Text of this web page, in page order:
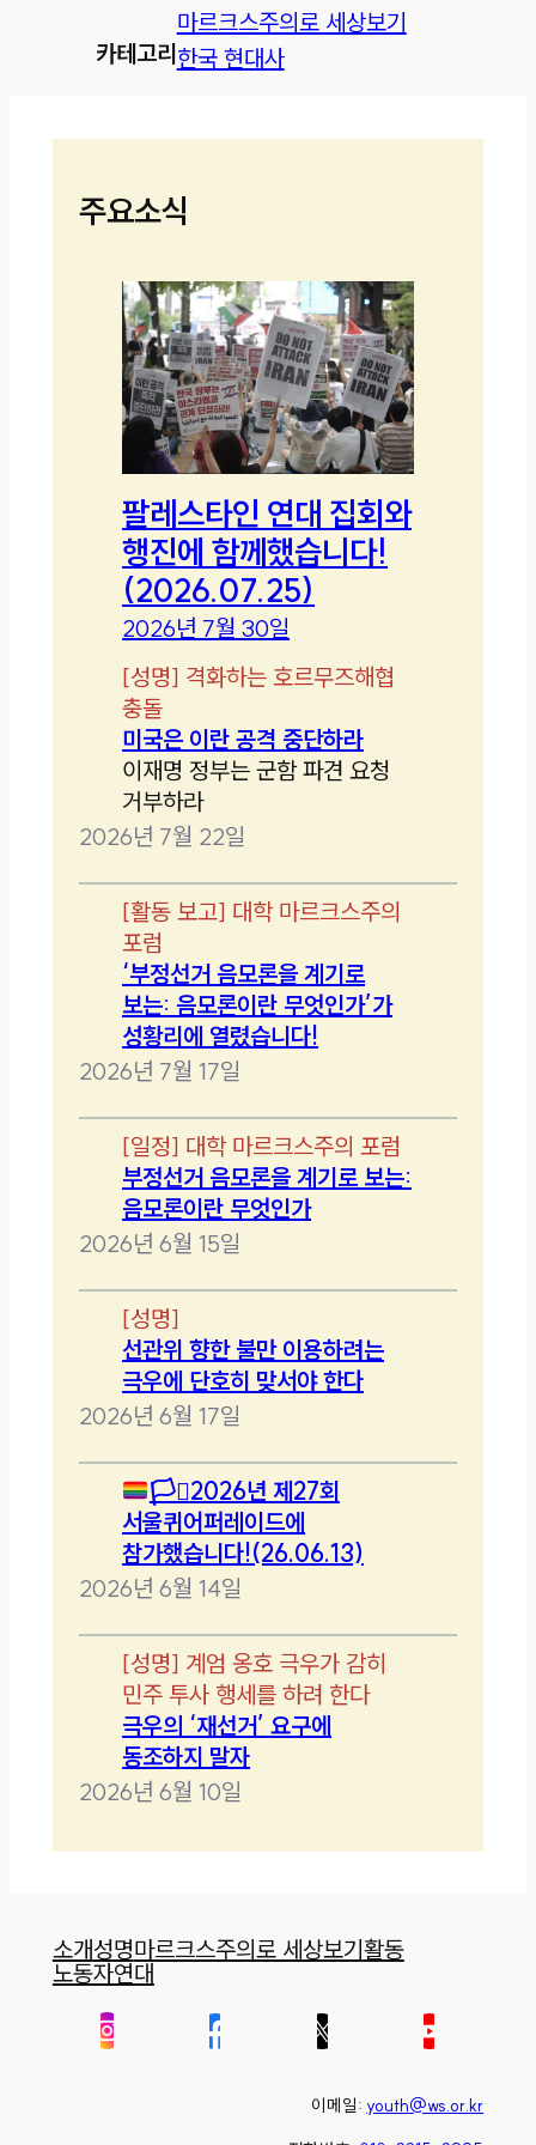
카테고리
마르크스주의로 세상보기
한국 현대사
주요소식
팔레스타인 연대 집회와
행진에 함께했습니다!
(2026.07.25)
2026년 7월 30일
[성명] 격화하는 호르무즈해협
충돌
미국은 이란 공격 중단하라
이재명 정부는 군함 파견 요청
거부하라
2026년 7월 22일
[활동 보고] 대학 마르크스주의
포럼
‘부정선거 음모론을 계기로
보는: 음모론이란 무엇인가’가
성황리에 열렸습니다!
2026년 7월 17일
[일정] 대학 마르크스주의 포럼
부정선거 음모론을 계기로 보는:
음모론이란 무엇인가
2026년 6월 15일
[성명]
선관위 향한 불만 이용하려는
극우에 단호히 맞서야 한다
2026년 6월 17일
🏳️‍⚧️2026년 제27회
서울퀴어퍼레이드에
참가했습니다!(26.06.13)
2026년 6월 14일
[성명] 계엄 옹호 극우가 감히
민주 투사 행세를 하려 한다
극우의 ‘재선거’ 요구에
동조하지 말자
2026년 6월 10일
소개성명마르크스주의로 세상보기활동
노동자연대
이메일: youth@ws.or.kr